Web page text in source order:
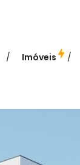
Imóveis